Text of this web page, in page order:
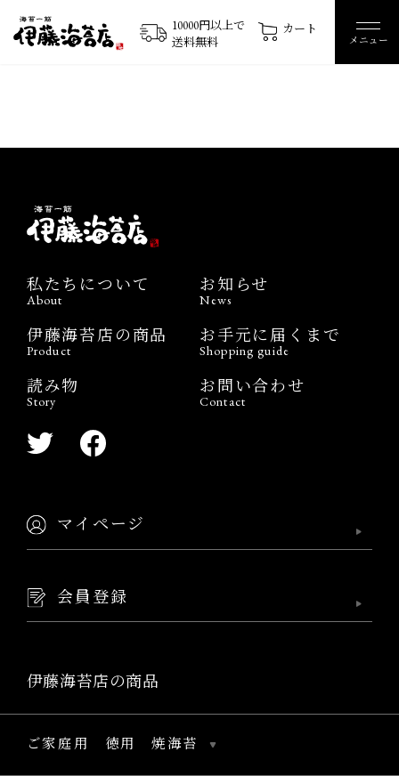
10000円以上で
送料無料
カート
メニュー
私たちについて
About
お知らせ
News
伊藤海苔店の商品
Product
お手元に届くまで
Shopping guide
読み物
Story
お問い合わせ
Contact
マイページ
会員登録
伊藤海苔店の商品
ご家庭用 徳用 焼海苔